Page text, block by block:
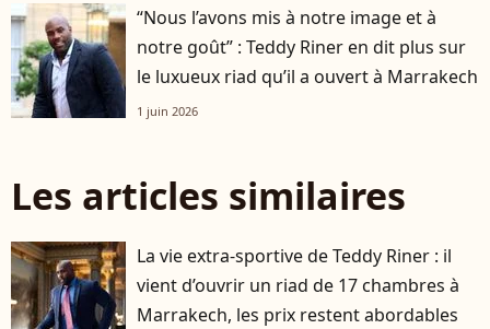
“Nous l’avons mis à notre image et à
notre goût” : Teddy Riner en dit plus sur
le luxueux riad qu’il a ouvert à Marrakech
1 juin 2026
Les articles similaires
La vie extra-sportive de Teddy Riner : il
vient d’ouvrir un riad de 17 chambres à
Marrakech, les prix restent abordables